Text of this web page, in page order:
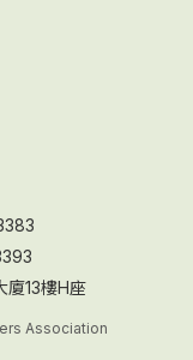
廈13樓H座
Association